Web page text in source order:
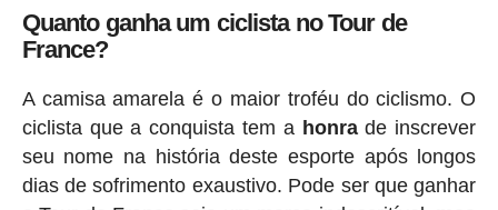
Quanto ganha um ciclista no Tour de
France?
A camisa amarela é o maior troféu do ciclismo. O
ciclista que a conquista tem a honrade inscrever
seu nome na história deste esporte após longos
dias de sofrimento exaustivo. Pode ser que ganhar